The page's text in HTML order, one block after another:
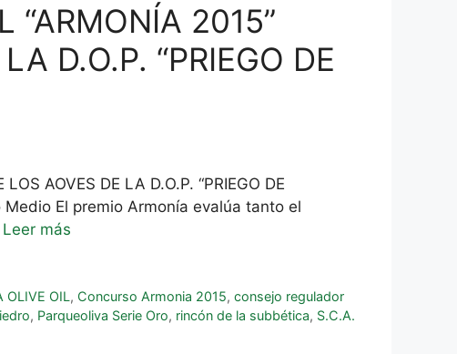
“ARMONÍA 2015”
D.O.P. “PRIEGO DE
AOVES DE LA D.O.P. “PRIEGO DE
El premio Armonía evalúa tanto el
Leer más
OLIVE OIL, Concurso Armonia 2015,consejo regulador
, Parqueoliva Serie Oro, rincón de la subbética, S.C.A.